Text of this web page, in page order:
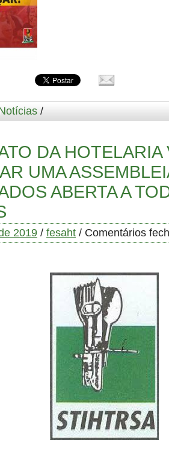
/
DA HOTELARIA
UMA
ABERTA A
2019 / fesaht / Comentários